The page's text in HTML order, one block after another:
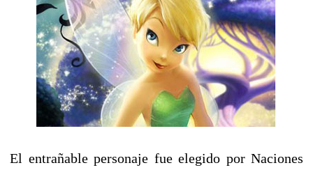
El entrañable personaje fue elegido por Naciones